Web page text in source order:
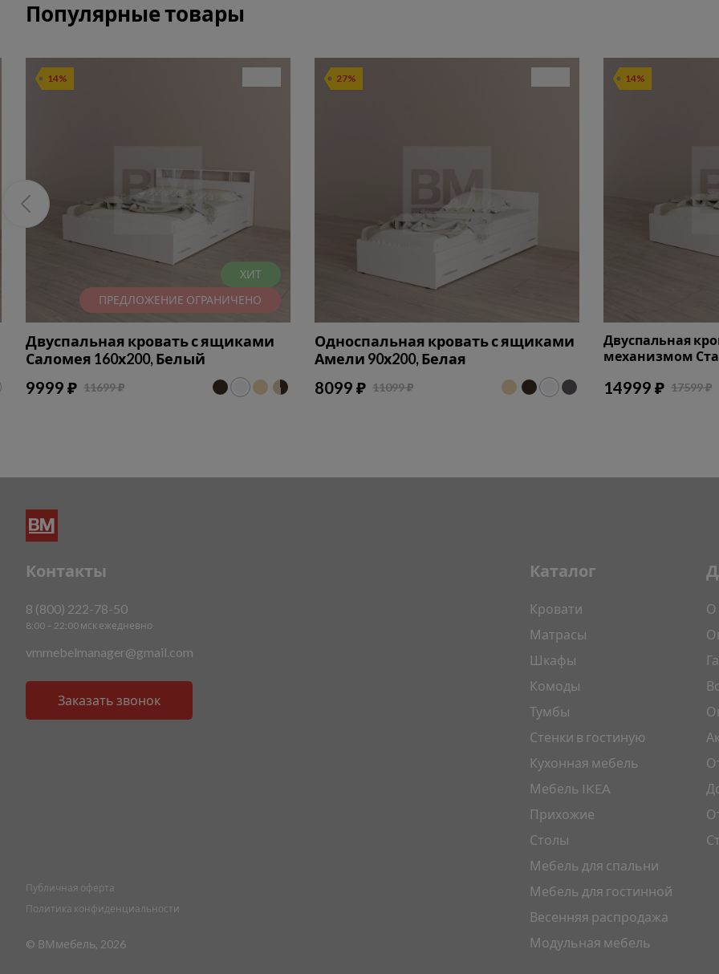
Популярные товары
14%
ХИТ
ПРЕДЛОЖЕНИЕ ОГРАНИЧЕНО
Двуспальная кровать с ящиками
Саломея 160х200, Белый
9999 ₽ 11699 ₽
27%
Односпальная кровать с ящиками
Амели 90х200, Белая
8099 ₽ 11099 ₽
14%
Двуспальная
механизмом
14999 ₽ 17599 ₽
Контакты
8 (800) 222-78-50
8:00 – 22:00 мск ежедневно
vmmebelmanager@gmail.com
Заказать звонок
Публичная оферта
Политика конфиденциальности
© ВМмебель, 2026
Каталог
Кровати
Матрасы
Шкафы
Комоды
Тумбы
Стенки в гостиную
Кухонная мебель
Мебель IKEA
Прихожие
Столы
Мебель для спальни
Мебель для гостинной
Весенняя распродажа
Модульная мебель
О